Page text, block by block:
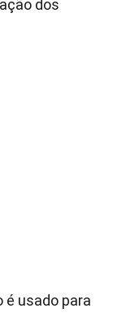
dos
é usado para